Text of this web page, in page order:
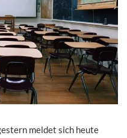
meldet sich heute